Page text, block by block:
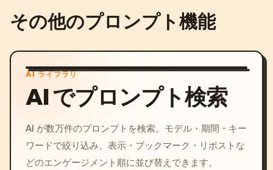
その他のプロンプト機能
AI ライブラリ
AI でプロンプト検索
AI が数万件のプロンプトを検索。モデル・期間・キー
ワードで絞り込み、表示・ブックマーク・リポストな
どのエンゲージメント順に並び替えできます。